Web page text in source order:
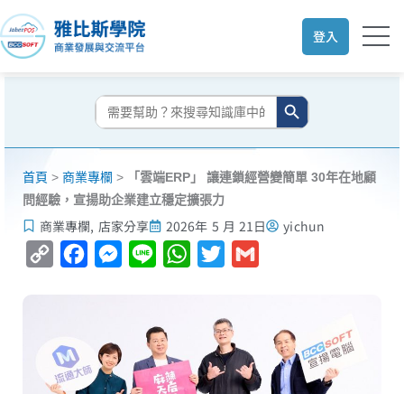
至
主
登入
搜
尋:
搜尋按鈕
首頁 > 商業專欄 >
「雲端ERP」 讓連鎖經營變簡單 30年在地顧
問經驗，宣揚助企業建立穩定擴張力
商業專欄, 店家分享 2026年 5 月 21日 yichun
Copy
FacebookMessenger
Line WhatsApp
Twitter